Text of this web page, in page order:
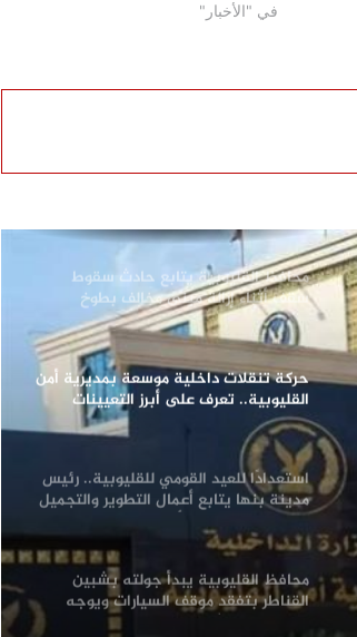
في "الأخبار"
ودعم الصناعة الوطنية
القليوبية يفتتحان 3 مراكز تكنولوجية
حملة صباحية مكبرة لرفع الإشغالات وإعادة
محافظ القليوبية يتابع حادث سقوط
سقف أثناء إزالة مبنى مخالف بطوخ
ويوجه بصرف إعانة عاجلة لأسرة العامل
المتوفى
حركة تنقلات داخلية موسعة بمديرية أمن
القليوبية.. تعرف على أبرز التعيينات
استعدادًا للعيد القومي للقليوبية.. رئيس
مدينة بنها يتابع أعمال التطوير والتجميل
لظهور المدينة في أبهى صورها
محافظ القليوبية يبدأ جولته بشبين
القناطر بتفقد موقف السيارات ويوجه
بإعداد خطة شاملة لتطويره